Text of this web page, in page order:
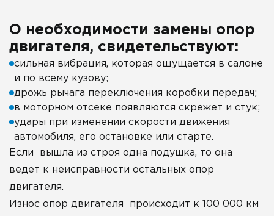
О необходимости замены опор
двигателя, свидетельствуют:
сильная вибрация, которая ощущается в салоне
и по всему кузову;
дрожь рычага переключения коробки передач;
в моторном отсеке появляются скрежет и стук;
удары при изменении скорости движения
автомобиля, его остановке или старте.
Если вышла из строя одна подушка, то она
ведет к неисправности остальных опор
двигателя.
Износ опор двигателя происходит к 100 000 км